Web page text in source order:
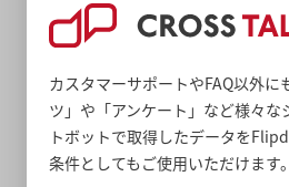
カスタマーサポートやFAQ以外に
ツ」や「アンケート」など様々な
トボットで取得したデータを
条件としてもご使用いただけます。